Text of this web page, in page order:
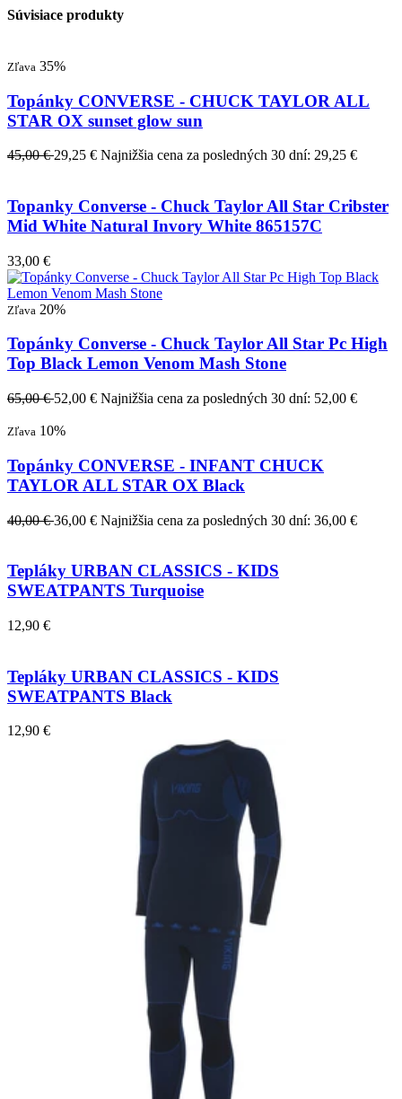
Súvisiace produkty
Zľava 35%
Topánky CONVERSE - CHUCK TAYLOR ALL
STAR OX sunset glow sun
45,00 €29,25 € Najnižšia cena za posledných 30 dní: 29,25 €
Topanky Converse - Chuck Taylor All Star Cribster
Mid White Natural Invory White 865157C
33,00 €
Zľava 20%
Topánky Converse - Chuck Taylor All Star Pc High
Top Black Lemon Venom Mash Stone
65,00 €52,00 € Najnižšia cena za posledných 30 dní: 52,00 €
Zľava 10%
Topánky CONVERSE - INFANT CHUCK
TAYLOR ALL STAR OX Black
40,00 €36,00 € Najnižšia cena za posledných 30 dní: 36,00 €
Tepláky URBAN CLASSICS - KIDS
SWEATPANTS Turquoise
12,90 €
Tepláky URBAN CLASSICS - KIDS
SWEATPANTS Black
12,90 €